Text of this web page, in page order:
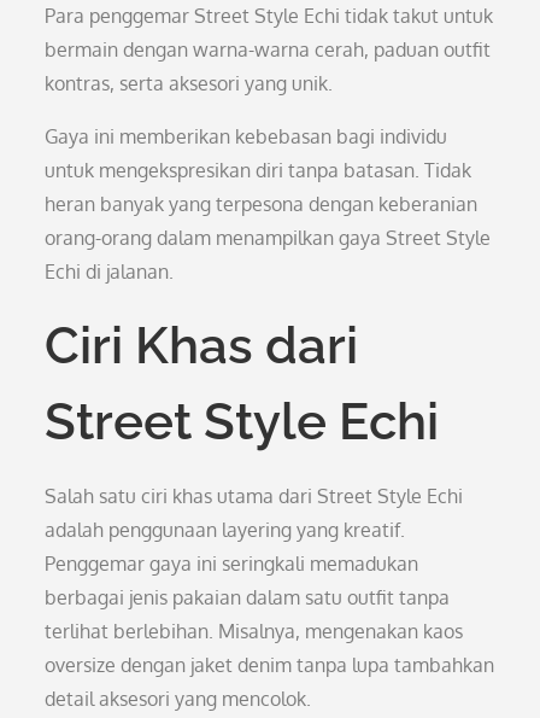
Para penggemar Street Style Echi tidak takut untuk
bermain dengan warna-warna cerah, paduan outfit
kontras, serta aksesori yang unik.
Gaya ini memberikan kebebasan bagi individu
untuk mengekspresikan diri tanpa batasan. Tidak
heran banyak yang terpesona dengan keberanian
orang-orang dalam menampilkan gaya Street Style
Echi di jalanan.
Ciri Khas dari
Street Style Echi
Salah satu ciri khas utama dari Street Style Echi
adalah penggunaan layering yang kreatif.
Penggemar gaya ini seringkali memadukan
berbagai jenis pakaian dalam satu outfit tanpa
terlihat berlebihan. Misalnya, mengenakan kaos
oversize dengan jaket denim tanpa lupa tambahkan
detail aksesori yang mencolok.